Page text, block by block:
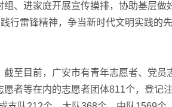
、进家庭开展宣传摸排，协助基层做
行雷锋精神，争当新时代文明实践的
至目前，广安市有青年志愿者、党员
者等在内的志愿者团体811个，登记